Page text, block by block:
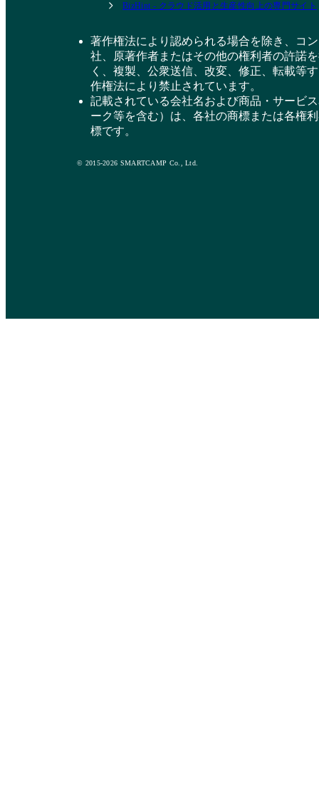
BizHint - クラウド活用と生産性向上の専門サイト
著作権法により認められる場合を除き、コ
社、原著作者またはその他の権利者の許諾
く、複製、公衆送信、改変、修正、転載等
作権法により禁止されています。
記載されている会社名および商品・サービ
ーク等を含む）は、各社の商標または各権
標です。
© 2015-2026 SMARTCAMP Co., Ltd.